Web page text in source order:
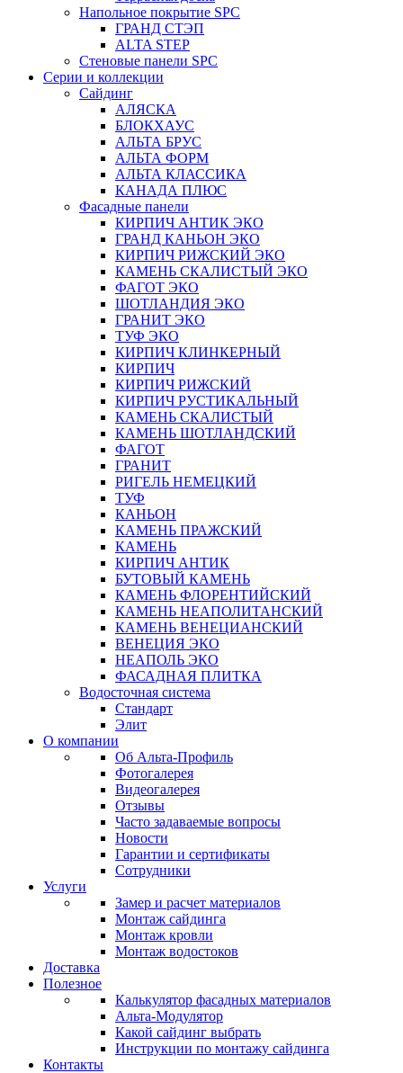
Напольное покрытие SPC
ГРАНД СТЭП
ALTA STEP
Стеновые панели SPC
Серии и коллекции
Сайдинг
АЛЯСКА
БЛОКХАУС
АЛЬТА БРУС
АЛЬТА ФОРМ
АЛЬТА КЛАССИКА
КАНАДА ПЛЮС
Фасадные панели
КИРПИЧ АНТИК ЭКО
ГРАНД КАНЬОН ЭКО
КИРПИЧ РИЖСКИЙ ЭКО
КАМЕНЬ СКАЛИСТЫЙ ЭКО
ФАГОТ ЭКО
ШОТЛАНДИЯ ЭКО
ГРАНИТ ЭКО
ТУФ ЭКО
КИРПИЧ КЛИНКЕРНЫЙ
КИРПИЧ
КИРПИЧ РИЖСКИЙ
КИРПИЧ РУСТИКАЛЬНЫЙ
КАМЕНЬ СКАЛИСТЫЙ
КАМЕНЬ ШОТЛАНДСКИЙ
ФАГОТ
ГРАНИТ
РИГЕЛЬ НЕМЕЦКИЙ
ТУФ
КАНЬОН
КАМЕНЬ ПРАЖСКИЙ
КАМЕНЬ
КИРПИЧ АНТИК
БУТОВЫЙ КАМЕНЬ
КАМЕНЬ ФЛОРЕНТИЙСКИЙ
КАМЕНЬ НЕАПОЛИТАНСКИЙ
КАМЕНЬ ВЕНЕЦИАНСКИЙ
ВЕНЕЦИЯ ЭКО
НЕАПОЛЬ ЭКО
ФАСАДНАЯ ПЛИТКА
Водосточная система
Стандарт
Элит
О компании
Об Альта-Профиль
Фотогалерея
Видеогалерея
Отзывы
Часто задаваемые вопросы
Новости
Гарантии и сертификаты
Сотрудники
Услуги
Замер и расчет материалов
Монтаж сайдинга
Монтаж кровли
Монтаж водостоков
Доставка
Полезное
Калькулятор фасадных материалов
Альта-Модулятор
Какой сайдинг выбрать
Инструкции по монтажу сайдинга
Контакты